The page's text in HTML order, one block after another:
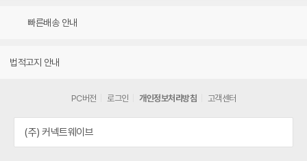
빠른배송 안내
법적고지 안내
PC버전 로그인 개인정보처리방침 고객센터
(주) 커넥트웨이브